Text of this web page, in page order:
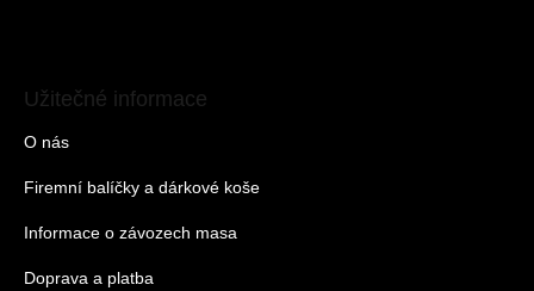
Užitečné informace
O nás
Firemní balíčky a dárkové koše
Informace o závozech masa
Doprava a platba